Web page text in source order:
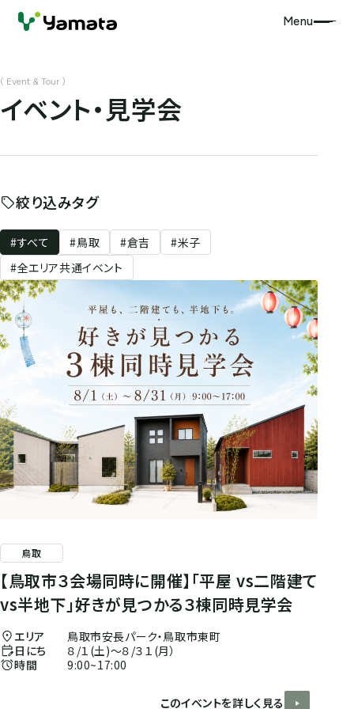
Menu
( Event & Tour )
イベント・見学会
絞り込みタグ
#すべて #鳥取 #倉吉
#米子
#全エリア共通イベント
鳥取
【鳥取市３会場同時に開催】「平屋 vs二階建て
vs半地下」好きが見つかる３棟同時見学会
エリア
鳥取市安長パーク・鳥取市東町
日にち
８/１(土)～８/３１(月）
時間
9:00~17:00
このイベントを詳しく見る